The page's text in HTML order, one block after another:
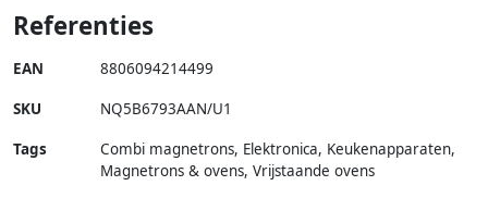
Referenties
EAN 8806094214499
SKU NQ5B6793AAN/U1
Tags
Combi magnetrons, Elektronica, Keukenapparaten,
Magnetrons & ovens, Vrijstaande ovens